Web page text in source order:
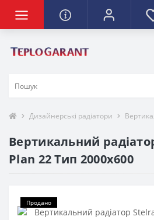
Дизайнерські радіатори
Вертикальний
Plan 22 Тип 2000х600
Продано